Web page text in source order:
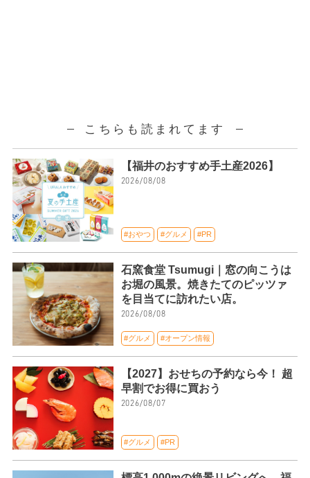
こちらも読まれてます
【福井のおすすめ手土産2026】
2026/08/08
#おやつ #グルメ #PR
石窯食堂 Tsumugi｜窓の向こうは
お堀の風景。焼きたてのピッツァ
を目当てに訪れたい店。
2026/08/08
#グルメ #オープン情報
【2027】おせちの予約なら今！ 超
早割でお得に買おう
2026/08/07
#グルメ #PR